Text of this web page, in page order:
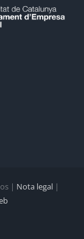
| Nota legal|